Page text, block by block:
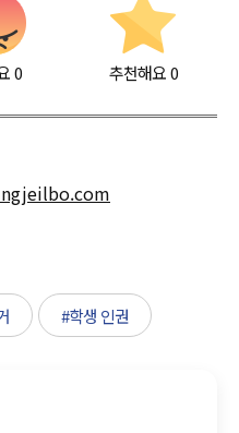
0 추천해요 0
#학생 인권